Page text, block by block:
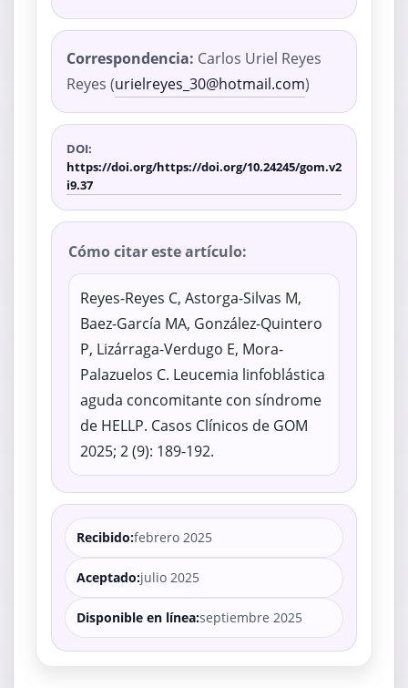
Correspondencia: Carlos Uriel Reyes
Reyes (urielreyes_30@hotmail.com)
DOI:
https://doi.org/https://doi.org/10.24245/gom.v2
i9.37
Recibido:febrero 2025
Aceptado:julio 2025
Disponible en línea:septiembre 2025
Cómo citar este artículo:
Reyes-Reyes C, Astorga-Silvas M,
Baez-García MA, González-Quintero
P, Lizárraga-Verdugo E, Mora-
Palazuelos C. Leucemia linfoblástica
aguda concomitante con síndrome
de HELLP. Casos Clínicos de GOM
2025; 2 (9): 189-192.